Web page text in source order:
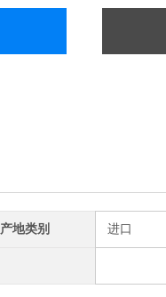
产地类别 进口